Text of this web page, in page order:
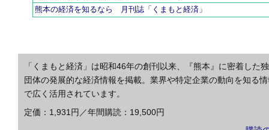
熊本の経済を知るなら 月刊誌「くまもと経済」
「くまもと経済」は昭和46年の創刊以来、『熊本』に密着し
団体の発展的な経済情報を掲載。業界や特定企業の動向を知る
で広く活用されています。
定価：1,931円／年間購読：19,500円